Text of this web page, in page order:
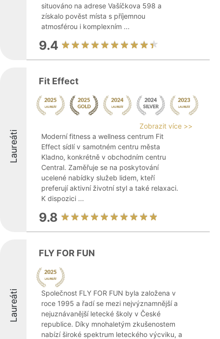
situováno na adrese Vašíčkova 598 a
získalo pověst místa s příjemnou
atmosférou i komplexním ...
9.4
Laureáti
Fit Effect
Zobrazit více >>
Moderní fitness a wellness centrum Fit
Effect sídlí v samotném centru města
Kladno, konkrétně v obchodním centru
Central. Zaměřuje se na poskytování
ucelené nabídky služeb lidem, kteří
preferují aktivní životní styl a také relaxaci.
K dispozici ...
9.8
Laureáti
FLY FOR FUN
Společnost FLY FOR FUN byla založena v
roce 1995 a řadí se mezi nejvýznamnější a
nejuznávanější letecké školy v České
republice. Díky mnohaletým zkušenostem
nabízí široké spektrum leteckého výcviku, a